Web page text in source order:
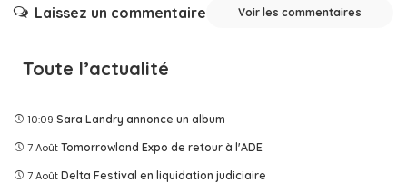
Laissez un commentaire Voir les commentaires
Toute l’actualité
10:09 Sara Landry annonce un album
7 Août Tomorrowland Expo de retour à l'ADE
7 Août Delta Festival en liquidation judiciaire